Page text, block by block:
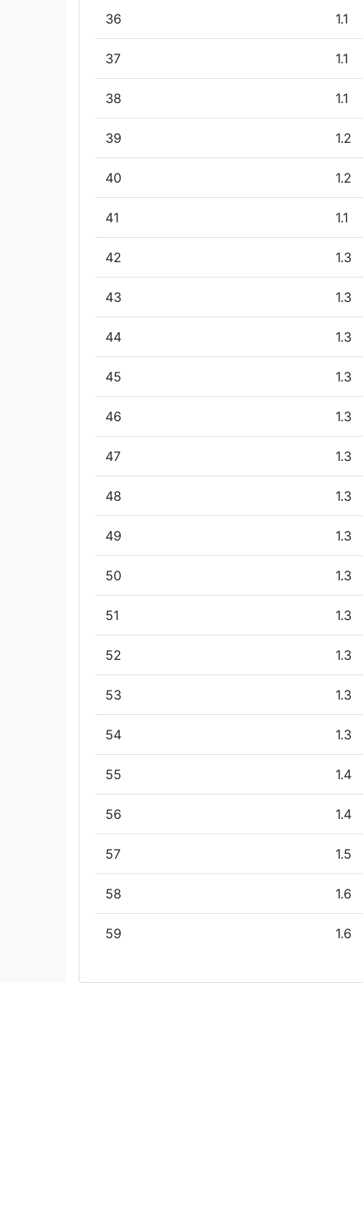
36 1.1
37 1.1
38 1.1
39 1.2
40 1.2
41 1.1
42 1.3
43 1.3
44 1.3
45 1.3
46 1.3
47 1.3
48 1.3
49 1.3
50 1.3
51 1.3
52 1.3
53 1.3
54 1.3
55 1.4
56 1.4
57 1.5
58 1.6
59 1.6